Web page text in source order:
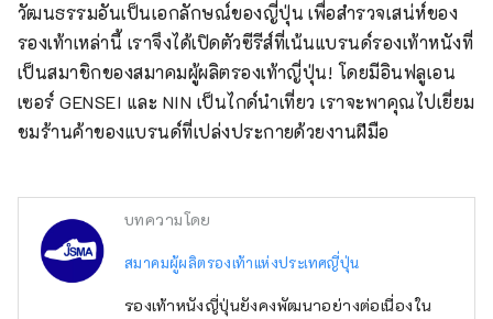
วัฒนธรรมอันเป็นเอกลักษณ์ของญี่ปุ่น เพื่อสำรวจเสน่ห์ของ
รองเท้าเหล่านี้ เราจึงได้เปิดตัวซีรีส์ที่เน้นแบรนด์รองเท้าหนังที่
เป็นสมาชิกของสมาคมผู้ผลิตรองเท้าญี่ปุ่น! โดยมีอินฟลูเอน
เซอร์ GENSEI และ NIN เป็นไกด์นำเที่ยว เราจะพาคุณไปเยี่ยม
ชมร้านค้าของแบรนด์ที่เปล่งประกายด้วยงานฝีมือ
บทความโดย
สมาคมผู้ผลิตรองเท้าแห่งประเทศญี่ปุ่น
รองเท้าหนังญี่ปุ่นยังคงพัฒนาอย่างต่อเนื่องใน